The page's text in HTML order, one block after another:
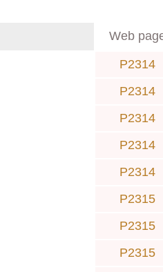
Web
P2314
P2314
P2314
P2314
P2314
P2315
P2315
P2315